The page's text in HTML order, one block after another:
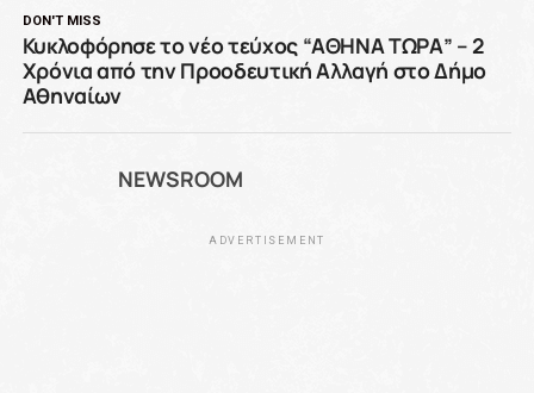
DON'T MISS
Κυκλοφόρησε το νέο τεύχος “ΑΘΗΝΑ ΤΩΡΑ” – 2
Χρόνια από την Προοδευτική Αλλαγή στο Δήμο
Αθηναίων
NEWSROOM
ADVERTISEMENT